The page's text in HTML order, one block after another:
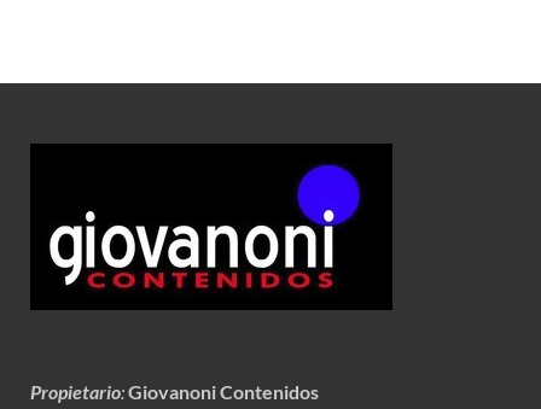
Propietario:Giovanoni Contenidos